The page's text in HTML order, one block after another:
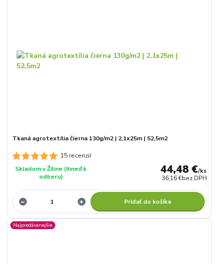
15 recenzií
Tkaná agrotextília čierna 130g/m2 | 2,1x25m | 52,5m2
44,48 €/ks
36,16 €bez DPH
Skladom v Žiline (ihneď k
odberu)
Pridať do košíka
Najpredávanejšie